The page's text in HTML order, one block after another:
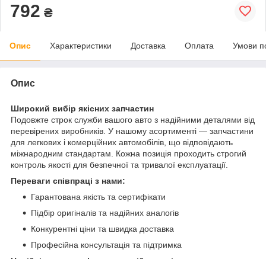
792 ₴
Опис Характеристики Доставка Оплата Умови
Опис
Широкий вибір якісних запчастин
Подовжте строк служби вашого авто з надійними деталями від
перевірених виробників. У нашому асортименті — запчастини
для легкових і комерційних автомобілів, що відповідають
міжнародним стандартам. Кожна позиція проходить строгий
контроль якості для безпечної та тривалої експлуатації.
Переваги співпраці з нами:
Гарантована якість та сертифікати
Підбір оригіналів та надійних аналогів
Конкурентні ціни та швидка доставка
Професійна консультація та підтримка